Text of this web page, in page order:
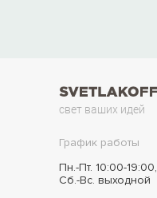
свет ваших идей
График работы
Пн.-Пт. 10:00-19:00,
Сб.-Вс. выходной